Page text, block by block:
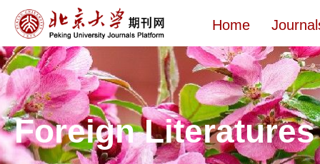
Home
Foreign Literatures